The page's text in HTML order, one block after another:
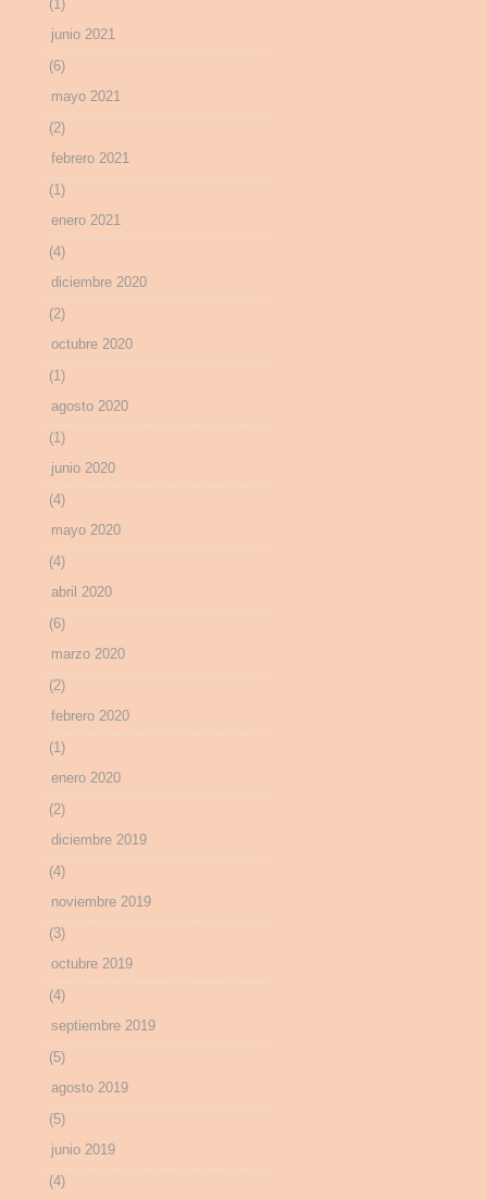
(1)
junio 2021
(6)
mayo 2021
(2)
febrero 2021
(1)
enero 2021
(4)
diciembre 2020
(2)
octubre 2020
(1)
agosto 2020
(1)
junio 2020
(4)
mayo 2020
(4)
abril 2020
(6)
marzo 2020
(2)
febrero 2020
(1)
enero 2020
(2)
diciembre 2019
(4)
noviembre 2019
(3)
octubre 2019
(4)
septiembre 2019
(5)
agosto 2019
(5)
junio 2019
(4)